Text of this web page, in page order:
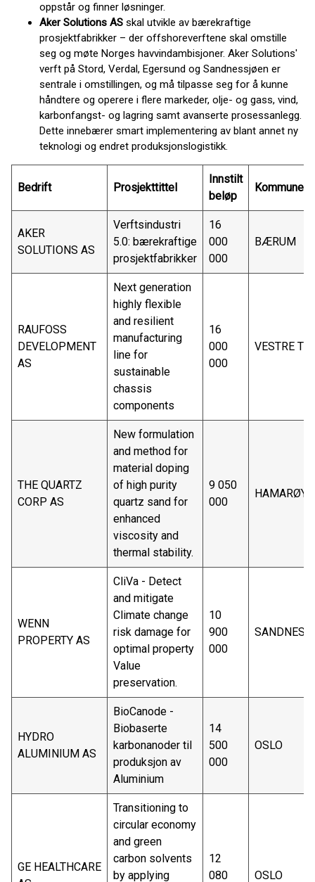
oppstår og finner løsninger.
Aker Solutions AS skal utvikle av bærekraftige
prosjektfabrikker – der offshoreverftene skal omstille
seg og møte Norges havvindambisjoner. Aker Solutions'
verft på Stord, Verdal, Egersund og Sandnessjøen er
sentrale i omstillingen, og må tilpasse seg for å kunne
håndtere og operere i flere markeder, olje- og gass, vind,
karbonfangst- og lagring samt avanserte prosessanlegg.
Dette innebærer smart implementering av blant annet ny
teknologi og endret produksjonslogistikk.
Bedrift Prosjekttittel
Innstilt
beløp
Kommune
AKER
SOLUTIONS AS
Verftsindustri
5.0: bærekraftige
prosjektfabrikker
16
000
000
BÆRUM
RAUFOSS
DEVELOPMENT
AS
Next generation
highly flexible
and resilient
manufacturing
line for
sustainable
chassis
components
16
000
000
VESTRE
THE QUARTZ
CORP AS
New formulation
and method for
material doping
of high purity
quartz sand for
enhanced
viscosity and
thermal stability.
9 050
000
HAMARØY
WENN
PROPERTY AS
CliVa - Detect
and mitigate
Climate change
risk damage for
optimal property
Value
preservation.
10
900
000
SANDNES
HYDRO
ALUMINIUM AS
BioCanode -
Biobaserte
karbonanoder til
produksjon av
Aluminium
14
500
000
OSLO
GE HEALTHCARE
Transitioning to
circular economy
and green
carbon solvents
by applying
12
080
OSLO